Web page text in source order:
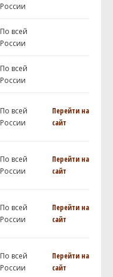
России
По всей
России
По всей
России
По всей
России
Перейти на
сайт
По всей
России
Перейти на
сайт
По всей
России
Перейти на
сайт
По всей
России
Перейти на
сайт